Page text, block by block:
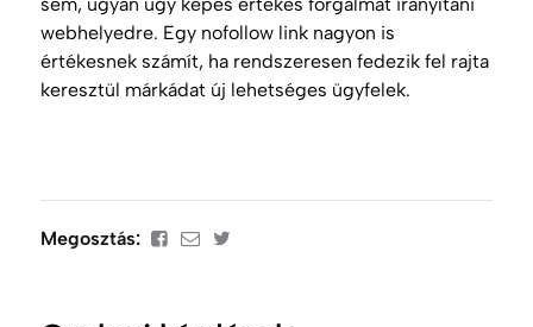
webhelyedre. Egy nofollow link nagyon is
értékesnek számít, ha rendszeresen fedezik fel rajta
keresztül márkádat új lehetséges ügyfelek.
Megosztás: